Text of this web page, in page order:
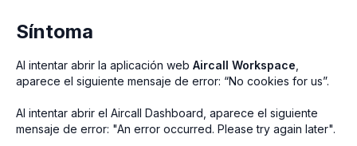
Síntoma
Al intentar abrir la aplicación web Aircall Workspace
aparece el siguiente mensaje de error: “No cookies for us”.
Al intentar abrir el Aircall Dashboard, aparece el siguiente
mensaje de error: "An error occurred. Please try again later".